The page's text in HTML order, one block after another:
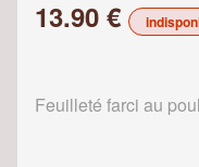
13.90 €
Feuilleté farci au